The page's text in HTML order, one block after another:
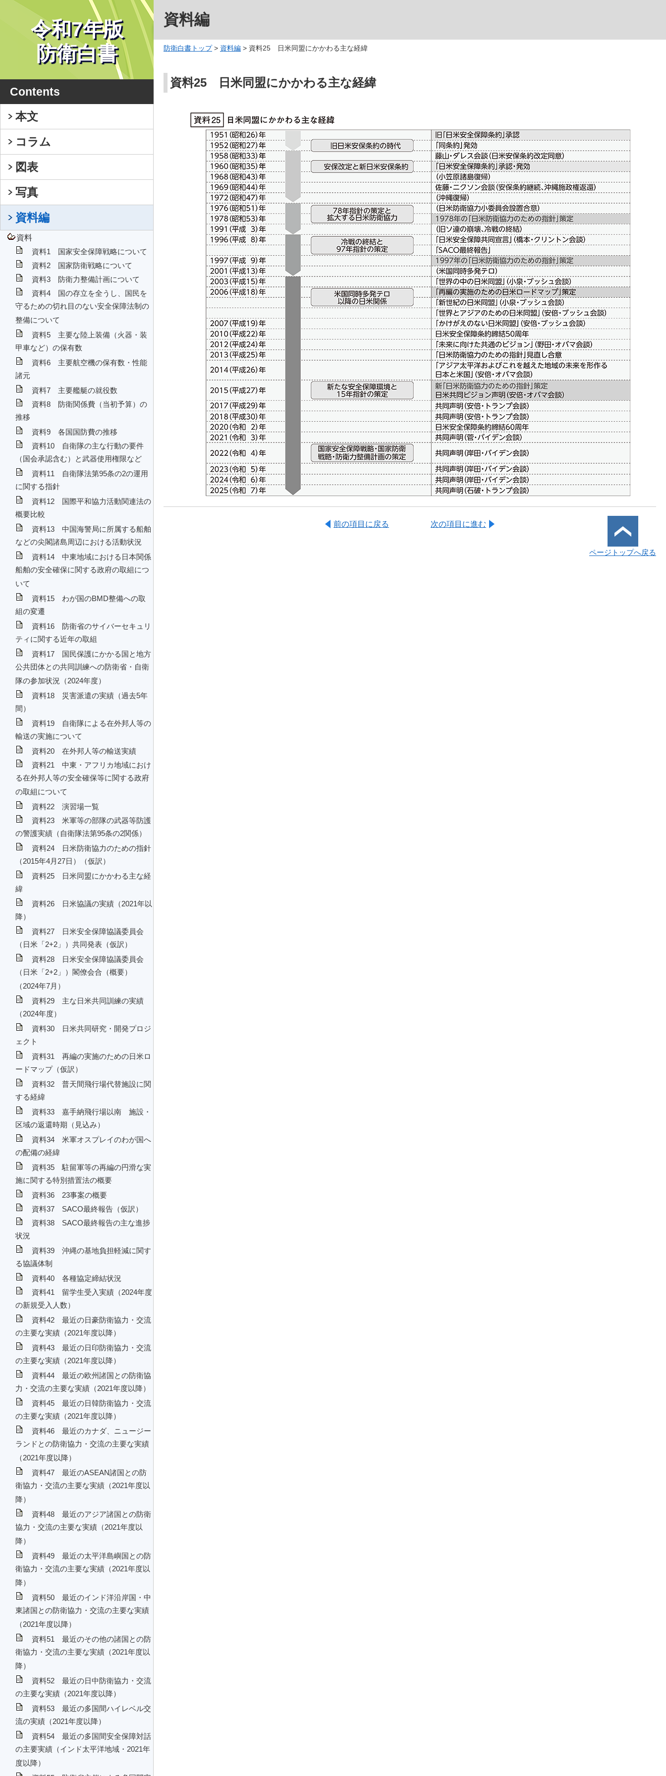
令和7年版
防衛白書
Contents
本文
コラム
図表
写真
資料編
資料
資料1 国家安全保障戦略について
資料2 国家防衛戦略について
資料3 防衛力整備計画について
資料4 国の存立を全うし、国民を
守るための切れ目のない安全保障法制の
整備について
資料5 主要な陸上装備（火器・装
甲車など）の保有数
資料6 主要航空機の保有数・性能
諸元
資料7 主要艦艇の就役数
資料8 防衛関係費（当初予算）の
推移
資料9 各国国防費の推移
資料10 自衛隊の主な行動の要件
（国会承認含む）と武器使用権限など
資料11 自衛隊法第95条の2の運用
に関する指針
資料12 国際平和協力活動関連法の
概要比較
資料13 中国海警局に所属する船舶
などの尖閣諸島周辺における活動状況
資料14 中東地域における日本関係
船舶の安全確保に関する政府の取組につ
いて
資料15 わが国のBMD整備への取
組の変遷
資料16 防衛省のサイバーセキュリ
ティに関する近年の取組
資料17 国民保護にかかる国と地方
公共団体との共同訓練への防衛省・自衛
隊の参加状況（2024年度）
資料18 災害派遣の実績（過去5年
間）
資料19 自衛隊による在外邦人等の
輸送の実施について
資料20 在外邦人等の輸送実績
資料21 中東・アフリカ地域におけ
る在外邦人等の安全確保等に関する政府
の取組について
資料22 演習場一覧
資料23 米軍等の部隊の武器等防護
の警護実績（自衛隊法第95条の2関係）
資料24 日米防衛協力のための指針
（2015年4月27日）（仮訳）
資料25 日米同盟にかかわる主な経
緯
資料26 日米協議の実績（2021年以
降）
資料27 日米安全保障協議委員会
（日米「2+2」）共同発表（仮訳）
資料28 日米安全保障協議委員会
（日米「2+2」）閣僚会合（概要）
（2024年7月）
資料29 主な日米共同訓練の実績
（2024年度）
資料30 日米共同研究・開発プロジ
ェクト
資料31 再編の実施のための日米ロ
ードマップ（仮訳）
資料32 普天間飛行場代替施設に関
する経緯
資料33 嘉手納飛行場以南 施設・
区域の返還時期（見込み）
資料34 米軍オスプレイのわが国へ
の配備の経緯
資料35 駐留軍等の再編の円滑な実
施に関する特別措置法の概要
資料36 23事案の概要
資料37 SACO最終報告（仮訳）
資料38 SACO最終報告の主な進捗
状況
資料39 沖縄の基地負担軽減に関す
る協議体制
資料40 各種協定締結状況
資料41 留学生受入実績（2024年度
の新規受入人数）
資料42 最近の日豪防衛協力・交流
の主要な実績（2021年度以降）
資料43 最近の日印防衛協力・交流
の主要な実績（2021年度以降）
資料44 最近の欧州諸国との防衛協
力・交流の主要な実績（2021年度以降）
資料45 最近の日韓防衛協力・交流
の主要な実績（2021年度以降）
資料46 最近のカナダ、ニュージー
ランドとの防衛協力・交流の主要な実績
（2021年度以降）
資料47 最近のASEAN諸国との防
衛協力・交流の主要な実績（2021年度以
降）
資料48 最近のアジア諸国との防衛
協力・交流の主要な実績（2021年度以
降）
資料49 最近の太平洋島嶼国との防
衛協力・交流の主要な実績（2021年度以
降）
資料50 最近のインド洋沿岸国・中
東諸国との防衛協力・交流の主要な実績
（2021年度以降）
資料51 最近のその他の諸国との防
衛協力・交流の主要な実績（2021年度以
降）
資料52 最近の日中防衛協力・交流
の主要な実績（2021年度以降）
資料53 最近の多国間ハイレベル交
流の実績（2021年度以降）
資料54 最近の多国間安全保障対話
の主要実績（インド太平洋地域・2021年
度以降）
資料編
防衛白書トップ> 資料編 > 資料25 日米同盟にかかわる主な経緯
資料25 日米同盟にかかわる主な経緯
前の項目に戻る 次の項目に進む
ページトップへ戻る